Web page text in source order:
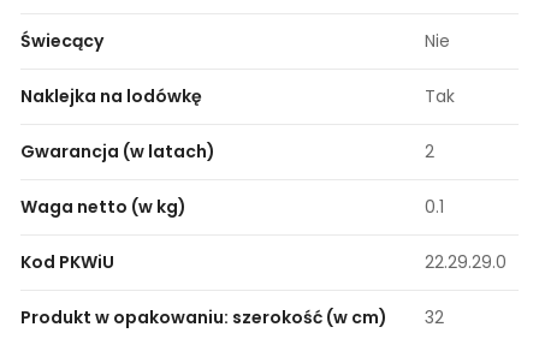
Świecący Nie
Naklejka na lodówkę Tak
Gwarancja (w latach) 2
Waga netto (w kg) 0.1
Kod PKWiU 22.29.29.0
Produkt w opakowaniu: szerokość (w cm) 32